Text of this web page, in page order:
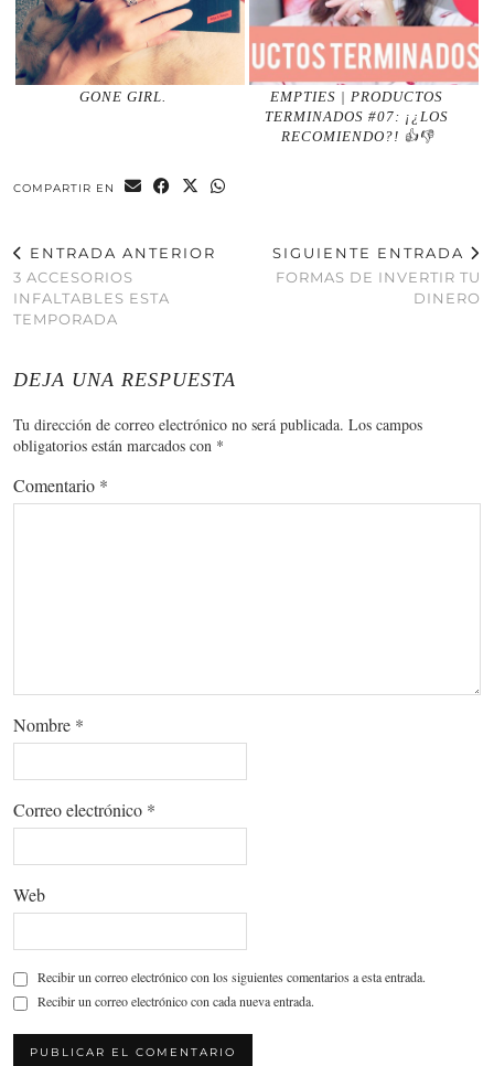
GONE GIRL.
EMPTIES | PRODUCTOS
TERMINADOS #07: ¡¿LOS
RECOMIENDO?! 👍👎
COMPARTIR EN
ENTRADA ANTERIOR
3 ACCESORIOS
INFALTABLES ESTA
TEMPORADA
SIGUIENTE ENTRADA
FORMAS DE INVERTIR TU
DINERO
DEJA UNA RESPUESTA
Tu dirección de correo electrónico no será publicada. Los campos
obligatorios están marcados con *
Comentario *
Nombre *
Correo electrónico *
Web
Recibir un correo electrónico con los siguientes comentarios a esta entrada.
Recibir un correo electrónico con cada nueva entrada.